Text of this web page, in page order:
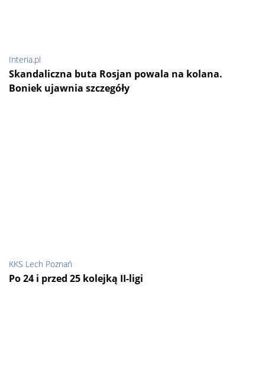
Interia.pl
Skandaliczna buta Rosjan powala na kolana.
Boniek ujawnia szczegóły
KKS Lech Poznań
Po 24 i przed 25 kolejką II-ligi